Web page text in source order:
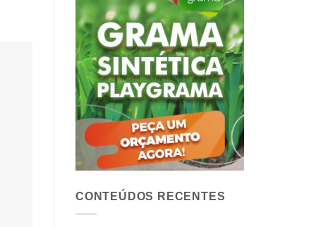
CONTEÚDOS RECENTES